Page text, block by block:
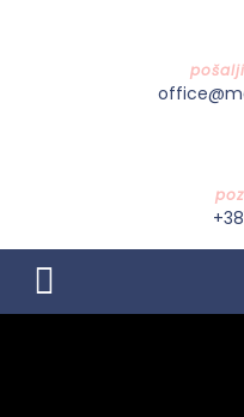
Open